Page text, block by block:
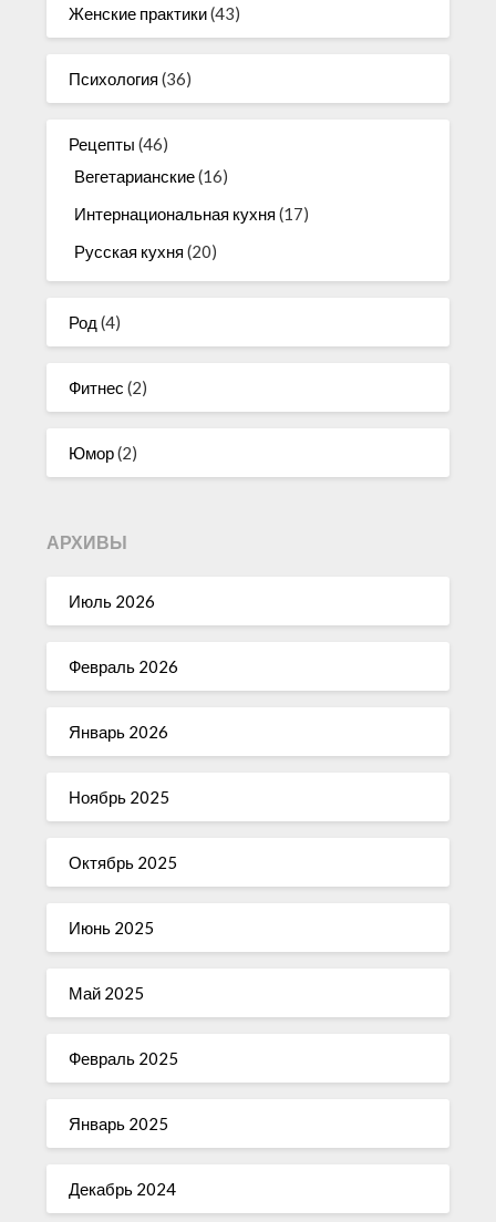
Женские практики(43)
Психология (36)
Рецепты (46)
Вегетарианские(16)
Интернациональная кухня (17)
Русская кухня (20)
Род (4)
Фитнес (2)
Юмор(2)
АРХИВЫ
Июль 2026
Февраль 2026
Январь 2026
Ноябрь 2025
Октябрь 2025
Июнь 2025
Май 2025
Февраль 2025
Январь 2025
Декабрь 2024